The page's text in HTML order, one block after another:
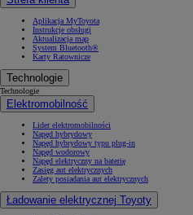
Aplikacja MyToyota
Instrukcje obsługi
Aktualizacja map
System Bluetooth®
Karty Ratownicze
Technologie
Technologie
Elektromobilność
Lider elektromobilności
Napęd hybrydowy
Napęd hybrydowy typu plug-in
Napęd wodorowy
Napęd elektryczny na baterię
Zasięg aut elektrycznych
Zalety posiadania aut elektrycznych
Ładowanie elektrycznej Toyoty